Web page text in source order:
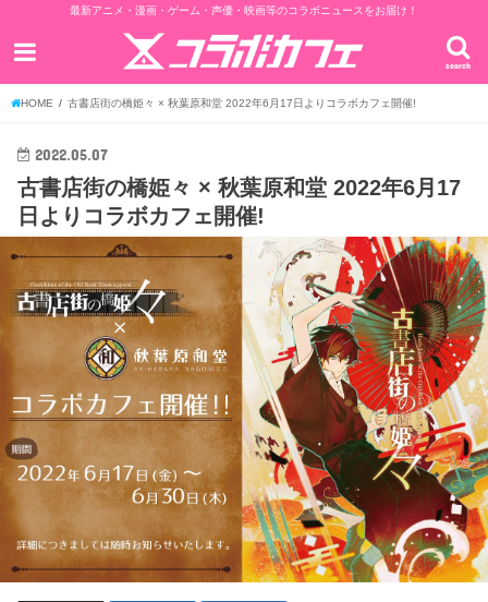
最新アニメ・漫画・ゲーム・声優・映画等のコラボニュースをお届け！
search
HOME 古書店街の橋姫々 × 秋葉原和堂 2022年6月17日よりコラボカフェ開催!
2022.05.07
古書店街の橋姫々 × 秋葉原和堂 2022年6月17
日よりコラボカフェ開催!